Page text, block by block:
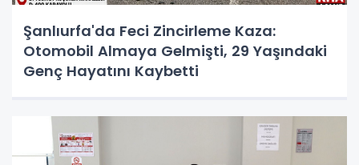
Şanlıurfa'da Feci Zincirleme Kaza:
Otomobil Almaya Gelmişti, 29 Yaşındaki
Genç Hayatını Kaybetti